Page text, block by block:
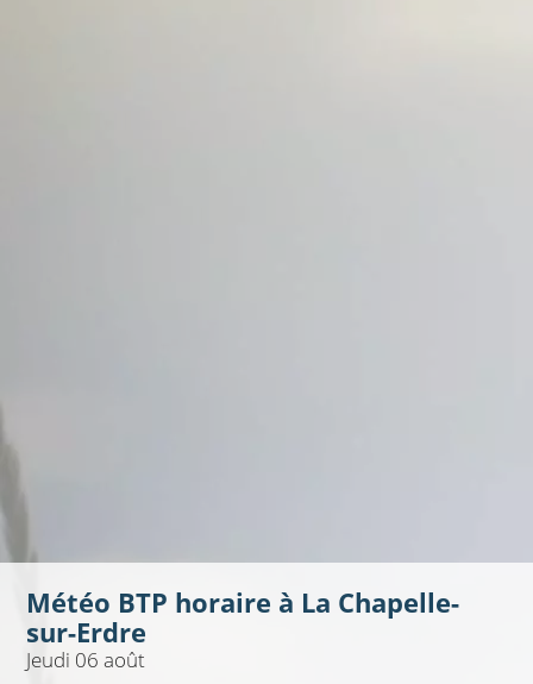
Météo BTP horaire à La Chapelle-
sur-Erdre
Jeudi 06 août